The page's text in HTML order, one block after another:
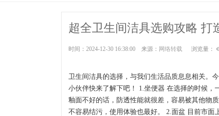
超全卫生间洁具选购攻略 打
时间：2024-12-30 16:38:00 来源： 网络转载 浏览量：
卫生间洁具的选择，与我们生活品质息息相关。
小伙伴快来了解下吧！ 1.坐便器 在选择的时候
釉面不好的话，防透性能就很差，容易被其他物
不容易结污，使用体验也最好。 2.面盆 目前市